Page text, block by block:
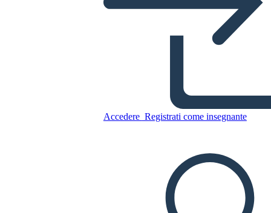
Accedere Registrati come insegnante